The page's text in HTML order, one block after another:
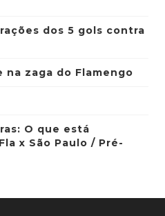
dos 5 gols contra
na zaga do Flamengo
O que está
x São Paulo / Pré-